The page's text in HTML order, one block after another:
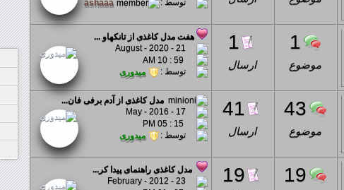
توسط :
ashaaa
1
موضوع
1
ارسال
هفت مدل کاغذی از تانکهاو ...
توسط :
میدوری
43
موضوع
41
ارسال
مدل کاغذی از آدم برفی فان...
توسط :
میدوری
19
19
مدل کاغذی راهنمای پیدا کر...